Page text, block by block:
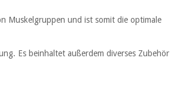
Muskelgruppen und ist somit die optimale
Es beinhaltet außerdem diverses Zubehör